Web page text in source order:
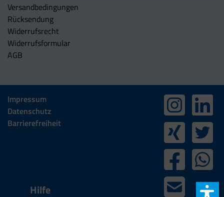
Versandbedingungen
Rücksendung
Widerrufsrecht
Widerrufsformular
AGB
Impressum
Datenschutz
Barrierefreiheit
Hilfe